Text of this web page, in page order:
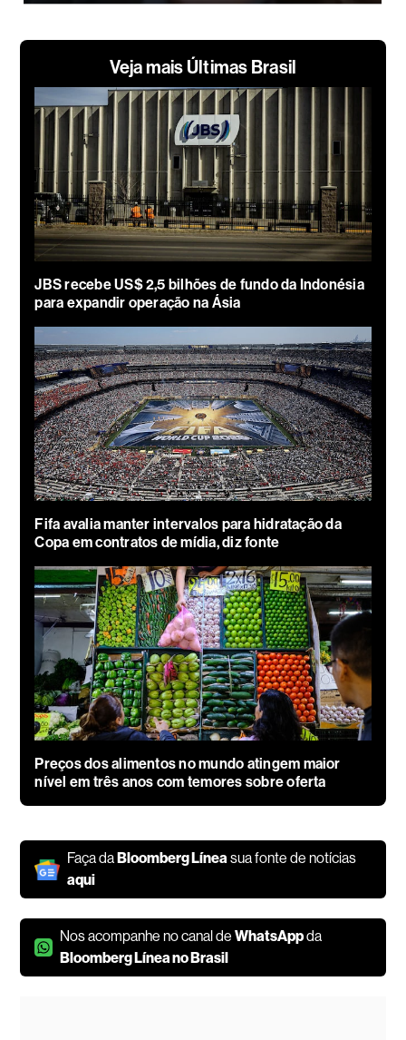
Veja mais Últimas Brasil
JBS recebe US$ 2,5 bilhões de fundo da Indonésia
para expandir operação na Ásia
Fifa avalia manter intervalos para hidratação da
Copa em contratos de mídia, diz fonte
Preços dos alimentos no mundo atingem maior
nível em três anos com temores sobre oferta
Faça da Bloomberg Líneasua fonte de notícias
aqui
Nos acompanhe no canal deWhatsAppda
Bloomberg Línea no Brasil